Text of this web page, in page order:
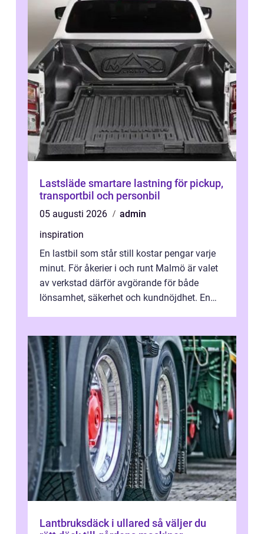
Lastsläde smartare lastning för pickup,
transportbil och personbil
05 augusti 2026
admin
inspiration
En lastbil som står still kostar pengar varje
minut. För åkerier i och runt Malmö är valet
av verkstad därför avgörande för både
lönsamhet, säkerhet och kundnöjdhet. En
Lantbruksdäck i ullared så väljer du